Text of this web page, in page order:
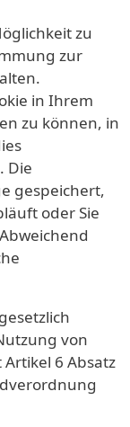
zu
zur
in Ihrem
zu können, in
Die
gespeichert,
oder Sie
von
6 Absatz